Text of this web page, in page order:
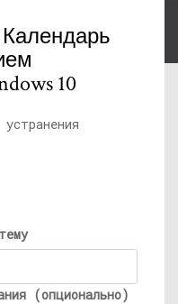
Календарь
10
(опционально)